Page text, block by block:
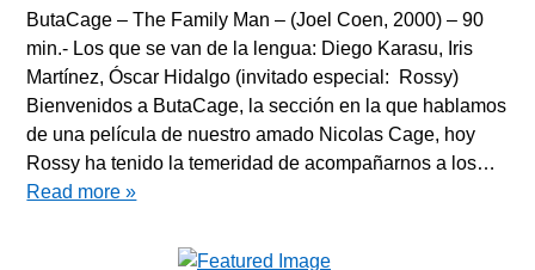
ButaCage – The Family Man – (Joel Coen, 2000) – 90
min.- Los que se van de la lengua: Diego Karasu, Iris
Martínez, Óscar Hidalgo (invitado especial: Rossy)
Bienvenidos a ButaCage, la sección en la que hablamos
de una película de nuestro amado Nicolas Cage, hoy
Rossy ha tenido la temeridad de acompañarnos a los…
Read more »